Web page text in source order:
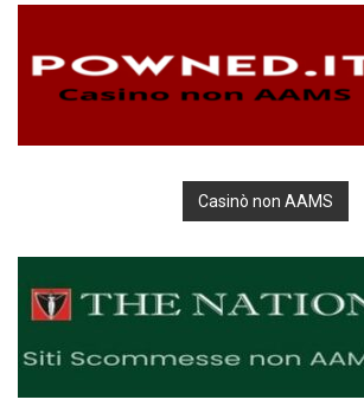
Casinò non AAMS